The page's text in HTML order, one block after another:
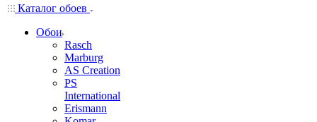
Каталог обоев
Обои
Rasch
Marburg
AS Creation
PS
International
Erismann